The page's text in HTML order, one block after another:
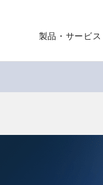
製品・サービス